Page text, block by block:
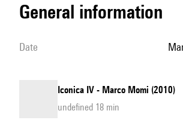
general information
date
Iconica IV - Marco Momi (2010)
undefined 18 min